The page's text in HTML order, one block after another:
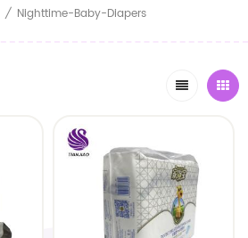
/ Nighttime-Baby-Diapers